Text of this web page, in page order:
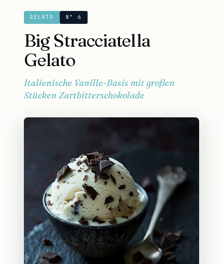
GELATO N° 6
Big Stracciatella
Gelato
Italienische Vanille-Basis mit großen
Stücken Zartbitterschokolade